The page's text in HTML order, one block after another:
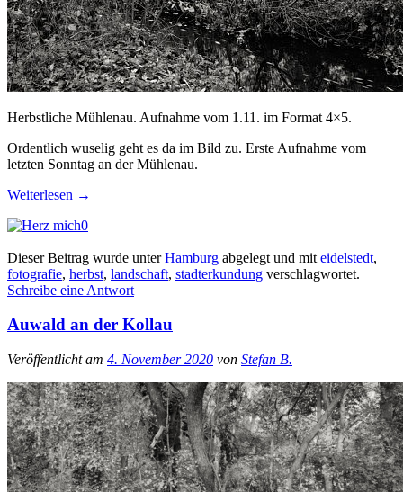
Herbstliche Mühlenau. Aufnahme vom 1.11. im Format 4×5.
Ordentlich wuselig geht es da im Bild zu. Erste Aufnahme vom
letzten Sonntag an der Mühlenau.
Weiterlesen →
0
Dieser Beitrag wurde unterHamburg abgelegt und mit eidelstedt,
fotografie, herbst, landschaft, stadterkundung verschlagwortet.
Schreibe eine Antwort
Auwald an der Kollau
Veröffentlicht am 4. November 2020 von Stefan B.